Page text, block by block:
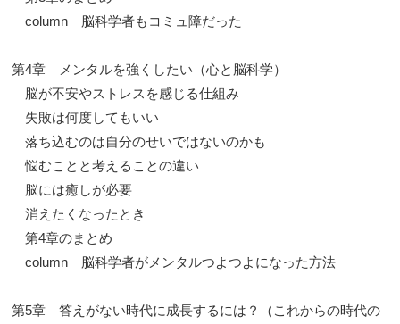
column 脳科学者もコミュ障だった
第4章 メンタルを強くしたい（心と脳科学）
脳が不安やストレスを感じる仕組み
失敗は何度してもいい
落ち込むのは自分のせいではないのかも
悩むことと考えることの違い
脳には癒しが必要
消えたくなったとき
第4章のまとめ
column 脳科学者がメンタルつよつよになった方法
第5章 答えがない時代に成長するには？（これからの時代の